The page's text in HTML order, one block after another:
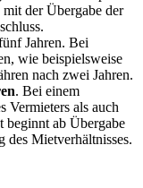
der Übergabe der
Jahren. Bei
wie beispielsweise
nach zwei Jahren.
. Bei einem
Vermieters als auch
beginnt ab Übergabe
des Mietverhältnisses.